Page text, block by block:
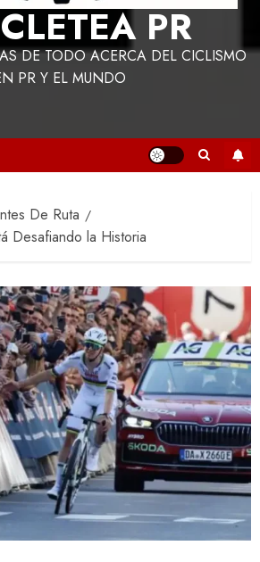
PR
DE TODO ACERCA DEL CICLISMO
PR Y EL MUNDO
De Ruta
Desafiando la Historia